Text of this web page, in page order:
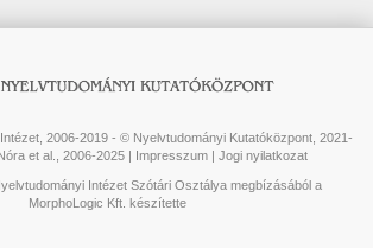
2006-2019 - © Nyelvtudományi Kutatóközpont, 2021-
et al., 2006-2025 | Impresszum| Jogi nyilatkozat
Intézet Szótári Osztálya megbízásából a
MorphoLogic Kft. készítette